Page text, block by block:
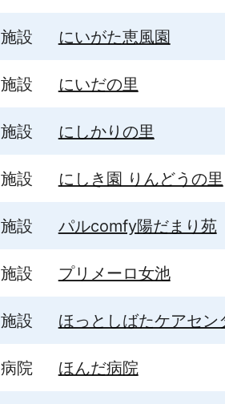
施設 にいがた恵風園
施設 にいだの里
施設 にしかりの里
施設 にしき園 りんどうの里
施設 パルcomfy陽だまり苑
施設 プリメーロ女池
施設 ほっとしばたケアセン
病院 ほんだ病院